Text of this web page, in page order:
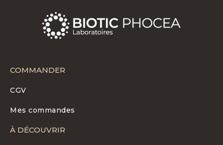
COMMANDER
CGV
Mes commandes
À DÉCOUVRIR